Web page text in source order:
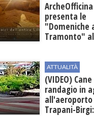
ArcheOfficina
presenta le
"Domeniche
Tramonto"
ATTUALITÀ
(VIDEO) Cane
randagio in
Trapani-